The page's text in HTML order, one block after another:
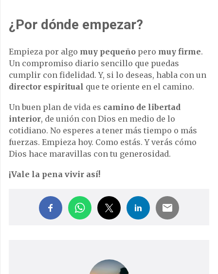
¿Por dónde empezar?
Empieza por algo muy pequeño pero muy firme.
Un compromiso diario sencillo que puedas
cumplir con fidelidad. Y, si lo deseas, habla con un
director espiritual que te oriente en el camino.
Un buen plan de vida es camino de libertad
interior, de unión con Dios en medio de lo
cotidiano. No esperes a tener más tiempo o más
fuerzas. Empieza hoy. Como estás. Y verás cómo
Dios hace maravillas con tu generosidad.
¡Vale la pena vivir así!